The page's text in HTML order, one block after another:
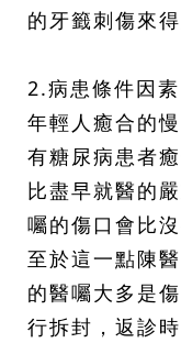
的牙籤刺傷來
2.病患條件因
年輕人癒合的
有糖尿病患者
比盡早就醫的
囑的傷口會比
至於這一點陳
的醫囑大多是
行拆封，返診